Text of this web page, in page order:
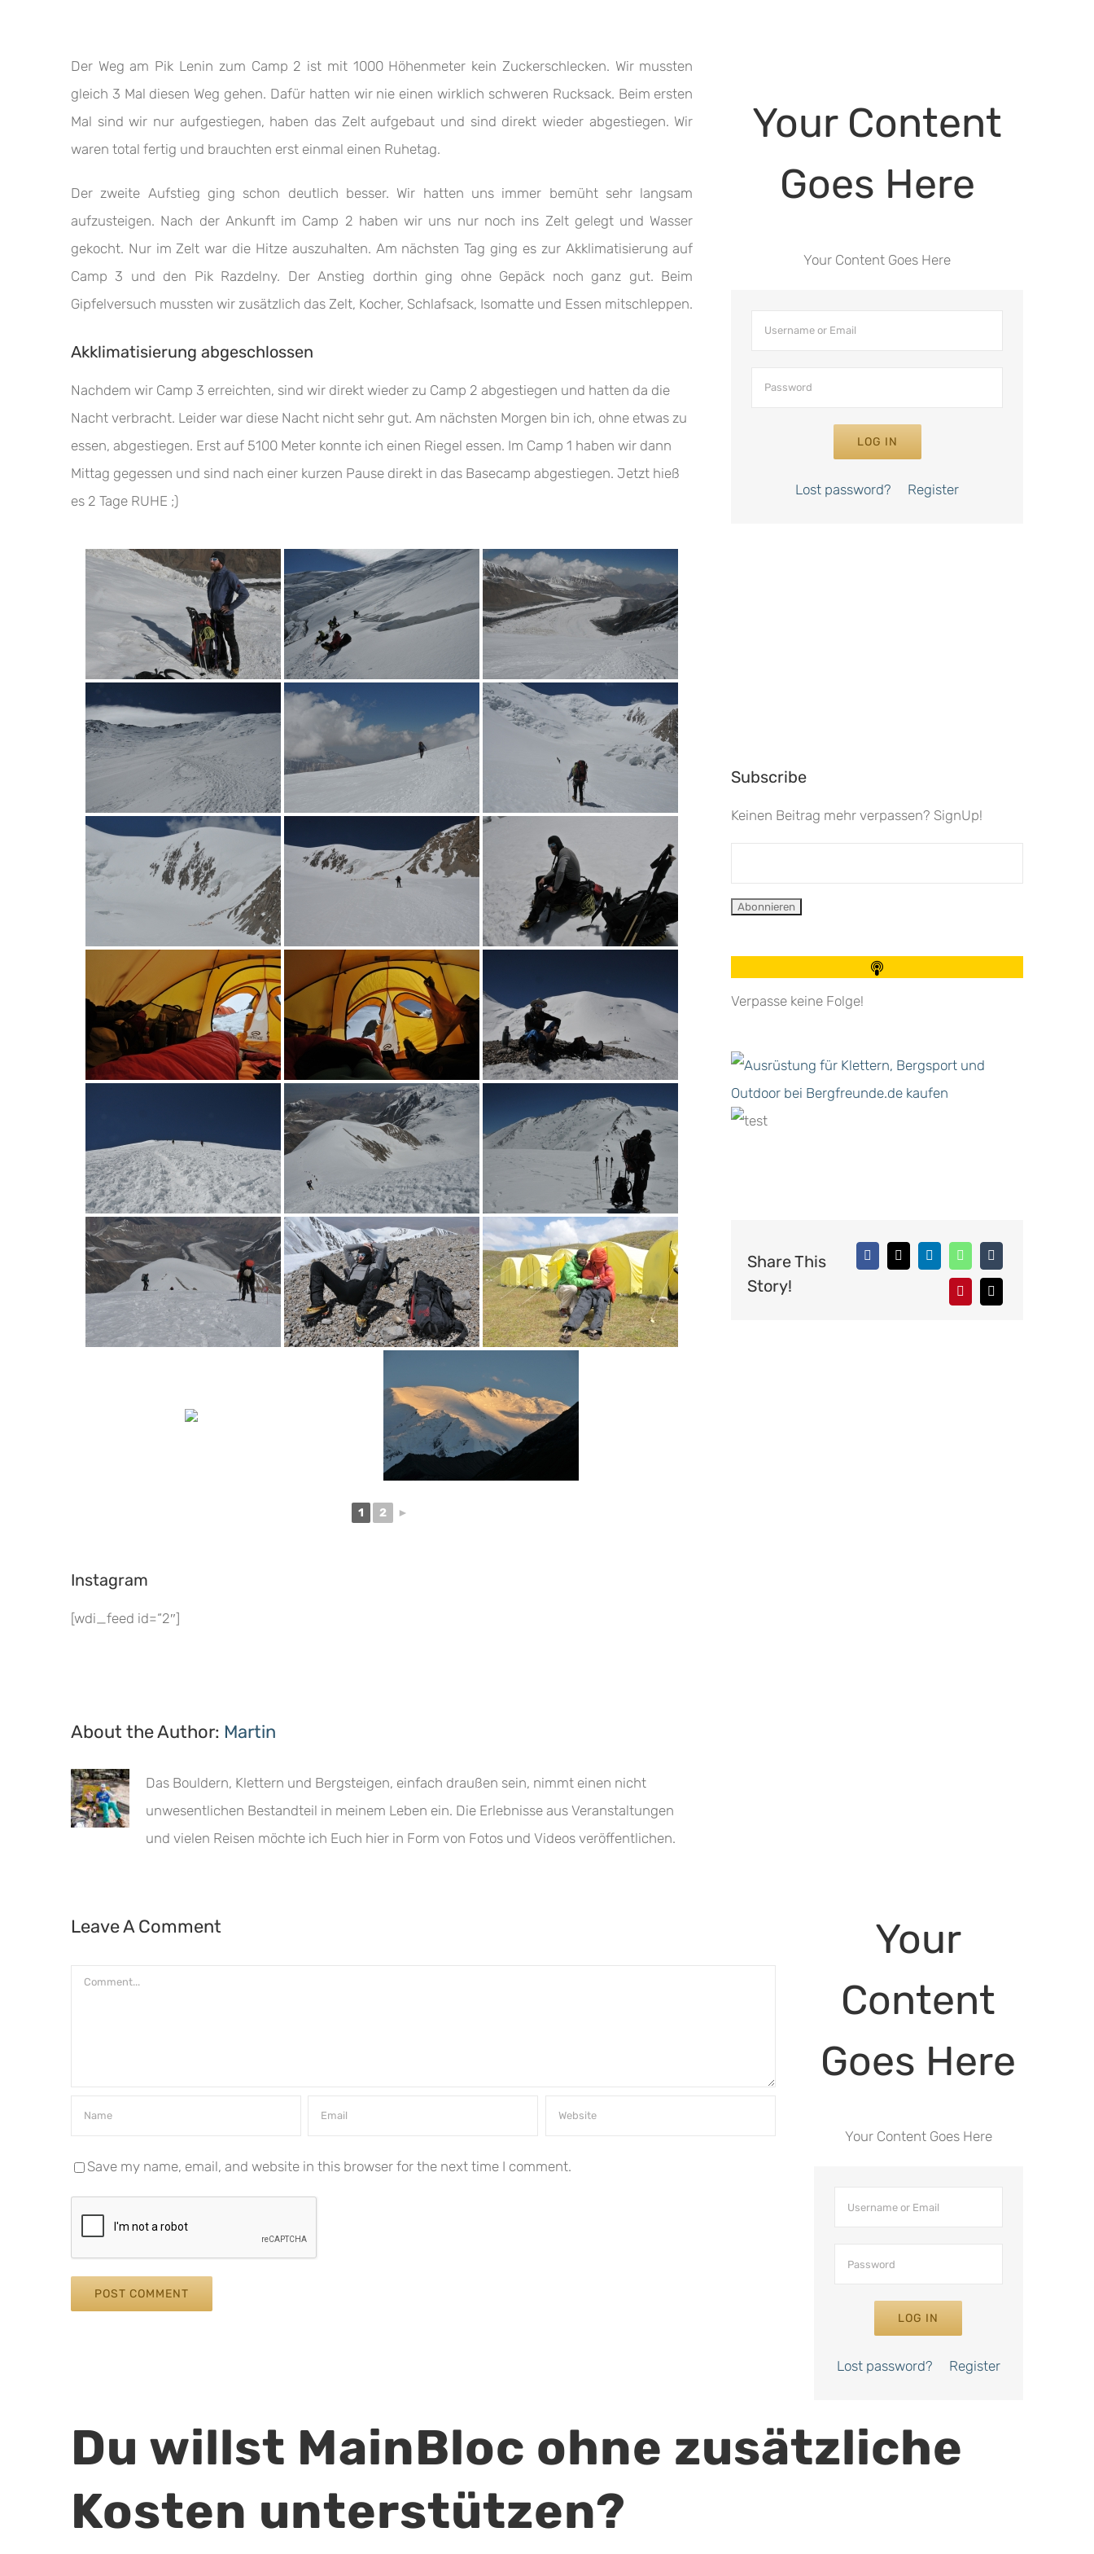
Der Weg am Pik Lenin zum Camp 2 ist mit 1000 Höhenmeter kein Zuckerschlecken. Wir mussten
gleich 3 Mal diesen Weg gehen. Dafür hatten wir nie einen wirklich schweren Rucksack. Beim ersten
Mal sind wir nur aufgestiegen, haben das Zelt aufgebaut und sind direkt wieder abgestiegen. Wir
waren total fertig und brauchten erst einmal einen Ruhetag.
Der zweite Aufstieg ging schon deutlich besser. Wir hatten uns immer bemüht sehr langsam
aufzusteigen. Nach der Ankunft im Camp 2 haben wir uns nur noch ins Zelt gelegt und Wasser
gekocht. Nur im Zelt war die Hitze auszuhalten. Am nächsten Tag ging es zur Akklimatisierung auf
Camp 3 und den Pik Razdelny. Der Anstieg dorthin ging ohne Gepäck noch ganz gut. Beim
Gipfelversuch mussten wir zusätzlich das Zelt, Kocher, Schlafsack, Isomatte und Essen mitschleppen.
Akklimatisierung abgeschlossen
Nachdem wir Camp 3 erreichten, sind wir direkt wieder zu Camp 2 abgestiegen und hatten da die
Nacht verbracht. Leider war diese Nacht nicht sehr gut. Am nächsten Morgen bin ich, ohne etwas zu
essen, abgestiegen. Erst auf 5100 Meter konnte ich einen Riegel essen. Im Camp 1 haben wir dann
Mittag gegessen und sind nach einer kurzen Pause direkt in das Basecamp abgestiegen. Jetzt hieß
es 2 Tage RUHE ;)
1 2 ►
Instagram
[wdi_feed id=“2″]
About the Author: Martin
Das Bouldern, Klettern und Bergsteigen, einfach draußen sein, nimmt einen nicht
unwesentlichen Bestandteil in meinem Leben ein. Die Erlebnisse aus Veranstaltungen
und vielen Reisen möchte ich Euch hier in Form von Fotos und Videos veröffentlichen.
Your Content
Goes Here
Your Content Goes Here
LOG IN
Lost password? Register
Subscribe
Keinen Beitrag mehr verpassen? SignUp!
Verpasse keine Folge!
Share This
Story!
Leave A Comment
Comment
Save my name, email, and website in this browser for the next time I comment.
Your
Content
Goes Here
Your Content Goes Here
LOG IN
Lost password? Register
Du willst MainBloc ohne zusätzliche
Kosten unterstützen?